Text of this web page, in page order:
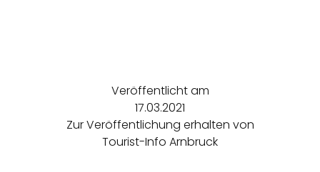
Veröffentlicht am
17.03.2021
Zur Veröffentlichung erhalten von
Tourist-Info Arnbruck